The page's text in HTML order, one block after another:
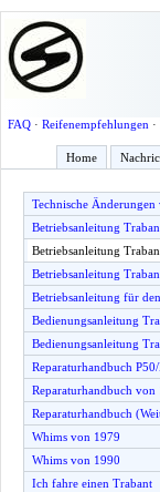
FAQ· Reifenempfehlungen ·
Home
Technische
Betriebsanleitung
Betriebsanleitung
Betriebsanleitung
Betriebsanleitung für
Bedienungsanleitung
Bedienungsanleitung
Reparaturhandbuch P50/
Reparaturhandbuch von
Reparaturhandbuch
Whims von 1979
Whims von 1990
Ich fahre einen Trabant